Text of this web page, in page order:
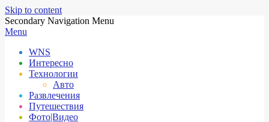
Skip to content
Secondary Navigation Menu
Menu
WNS
Интересно
Технологии
Авто
Развлечения
Путешествия
Фото|Видео